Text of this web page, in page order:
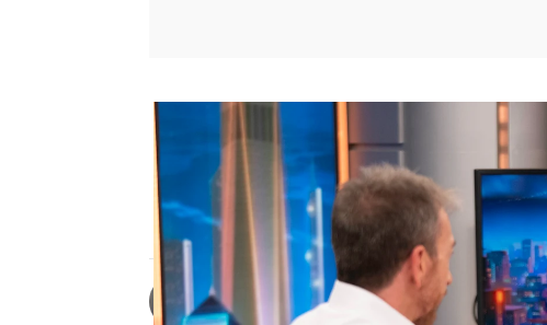
EL HORMIGUERO
Dani Martín y su momento más
El cantante recordó en El Hormiguero una
con una directora de hotel a punto de
Roberto Fernández Ferreira
Publicado:31 de octubre de 2025, 09:40